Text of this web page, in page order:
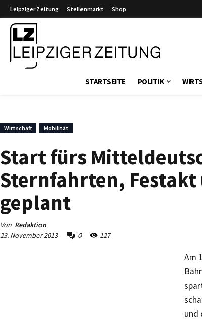
Leipziger Zeitung Stellenmarkt Shop
STARTSEITE POLITIK
Wirtschaft Mobilität
Start fürs
Sternfahrten,
geplant
Von Redaktion
23. November 2013
0 127
Am
und